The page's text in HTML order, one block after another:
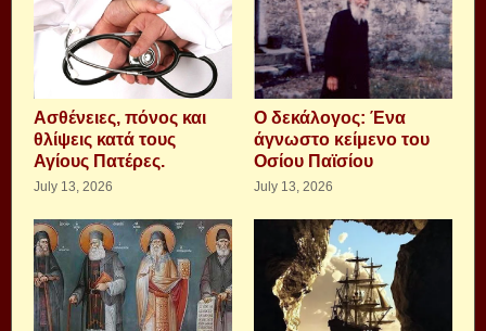
Aσθένειες, πόνος και
θλίψεις κατά τους
Αγίους Πατέρες.
July 13, 2026
Ο δεκάλογος: Ένα
άγνωστο κείμενο του
Οσίου Παϊσίου
July 13, 2026